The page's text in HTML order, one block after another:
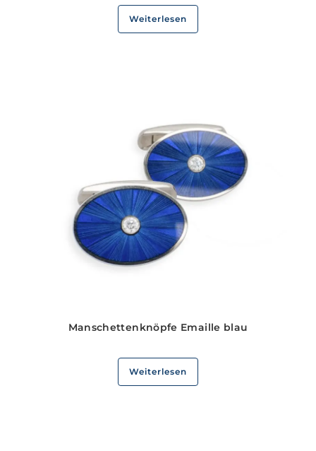
Weiterlesen
Manschettenknöpfe Emaille blau
Weiterlesen